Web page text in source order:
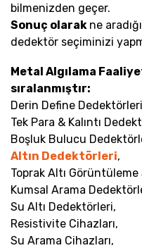
bilmenizden geçer.
Sonuç olarak ne
dedektör seçiminizi
Metal Algılama
sıralanmıştır:
Derin Define
Tek Para & Kalıntı
Boşluk Bulucu
Altın Dedektörleri,
Toprak Altı
Kumsal Arama
Su Altı Dedektörleri,
Resistivite Cihazları,
Su Arama Cihazları,